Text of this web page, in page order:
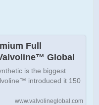
Full
Global
is the biggest
introduced it 150
www.valvolineglobal.com